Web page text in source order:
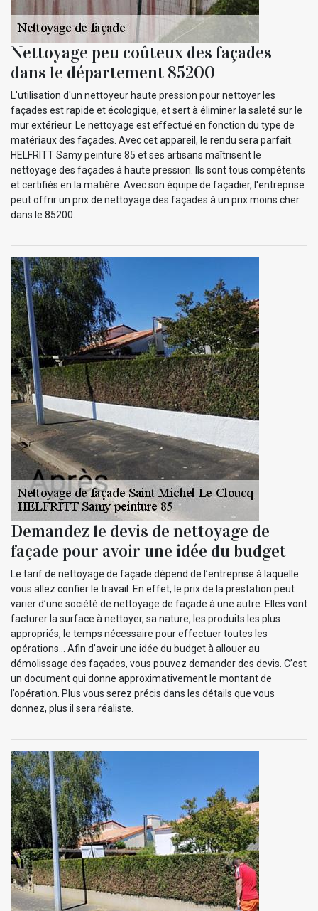
Nettoyage peu coûteux des façades
dans le département 85200
L'utilisation d'un nettoyeur haute pression pour nettoyer les
façades est rapide et écologique, et sert à éliminer la saleté sur le
mur extérieur. Le nettoyage est effectué en fonction du type de
matériaux des façades. Avec cet appareil, le rendu sera parfait.
HELFRITT Samy peinture 85 et ses artisans maîtrisent le
nettoyage des façades à haute pression. Ils sont tous compétents
et certifiés en la matière. Avec son équipe de façadier, l'entreprise
peut offrir un prix de nettoyage des façades à un prix moins cher
dans le 85200.
Demandez le devis de nettoyage de
façade pour avoir une idée du budget
Le tarif de nettoyage de façade dépend de l’entreprise à laquelle
vous allez confier le travail. En effet, le prix de la prestation peut
varier d’une société de nettoyage de façade à une autre. Elles vont
facturer la surface à nettoyer, sa nature, les produits les plus
appropriés, le temps nécessaire pour effectuer toutes les
opérations… Afin d’avoir une idée du budget à allouer au
démolissage des façades, vous pouvez demander des devis. C’est
un document qui donne approximativement le montant de
l’opération. Plus vous serez précis dans les détails que vous
donnez, plus il sera réaliste.